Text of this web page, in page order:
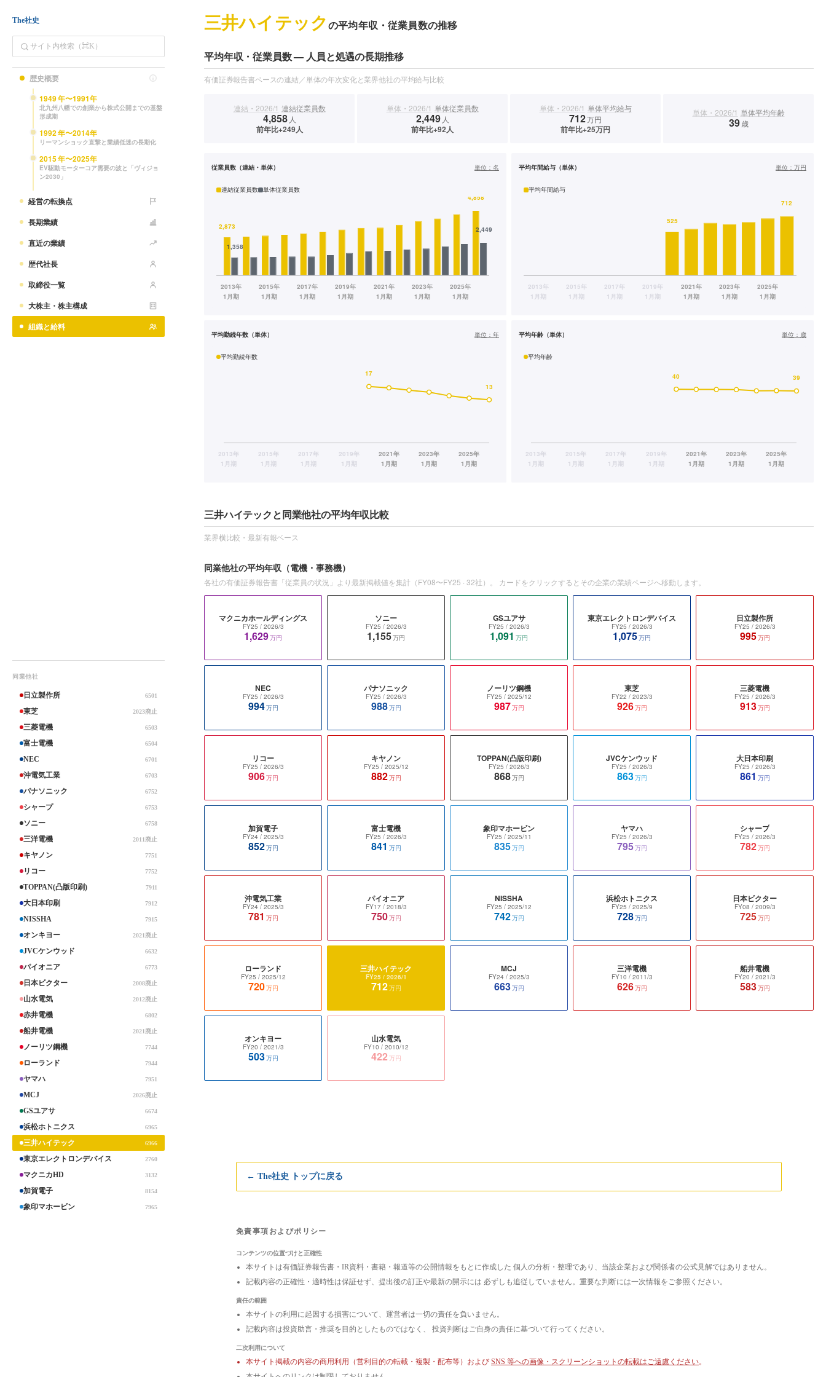
The社史
歴史概要
1949年〜1991年
北九州八幡での創業から株式公開までの基盤
形成期
1992年〜2014年
リーマンショック直撃と業績低迷の長期化
2015年〜2025年
EV駆動モーターコア需要の波と「ヴィジョ
ン2030」
経営の転換点
長期業績
直近の業績
歴代社長
取締役一覧
大株主・株主構成
組織と給料
同業他社
日立製作所 6501
東芝 2023廃止
三菱電機 6503
富士電機 6504
NEC 6701
沖電気工業 6703
パナソニック 6752
シャープ 6753
ソニー 6758
三洋電機 2011廃止
キヤノン 7751
リコー 7752
TOPPAN(凸版印刷) 7911
大日本印刷 7912
NISSHA 7915
オンキヨー 2021廃止
JVCケンウッド 6632
パイオニア 6773
日本ビクター 2008廃止
山水電気 2012廃止
赤井電機 6802
船井電機 2021廃止
ノーリツ鋼機 7744
ローランド 7944
ヤマハ 7951
MCJ 2026廃止
GSユアサ 6674
浜松ホトニクス 6965
三井ハイテック 6966
東京エレクトロンデバイス 2760
マクニカHD 3132
加賀電子 8154
象印マホービン 7965
三井ハイテックの平均年収・従業員数の推移
平均年収・従業員数 — 人員と処遇の長期推移
有価証券報告書ベースの連結／単体の年次変化と業界他社の平均給与比較
連結・2026/1 連結従業員数
4,858 人
前年比+249人
単体・2026/1 単体従業員数
2,449 人
前年比+92人
単体・2026/1 単体平均給与
712万円
前年比+25万円
単体・2026/1 単体平均年齢
39 歳
従業員数（連結・単体） 単位： 名
連結従業員数 単体従業員数
平均年間給与（単体） 単位： 万円
平均年間給与
平均勤続年数（単体） 単位： 年
平均勤続年数
平均年齢（単体） 単位： 歳
平均年齢
三井ハイテックと同業他社の平均年収比較
業界横比較・最新有報ベース
同業他社の平均年収 （電機・事務機）
各社の有価証券報告書「従業員の状況」より最新掲載値を集計（FY08〜FY25 · 32社）。 カードをクリックするとその企業の業績ページへ移動します。
マクニカホールディングス
FY25 / 2026/3
1,629万円
ソニー
FY25 / 2026/3
1,155万円
GSユアサ
FY25 / 2026/3
1,091 万円
東京エレクトロンデバイス
FY25 / 2026/3
1,075万円
日立製作所
FY25 / 2026/3
995万円
NEC
FY25 / 2026/3
994万円
パナソニック
FY25 / 2026/3
988万円
ノーリツ鋼機
FY25 / 2025/12
987万円
東芝
FY22 / 2023/3
926万円
三菱電機
FY25 / 2026/3
913万円
リコー
FY25 / 2026/3
906万円
キヤノン
FY25 / 2025/12
882万円
TOPPAN(凸版印刷)
FY25 / 2026/3
868万円
JVCケンウッド
FY25 / 2026/3
863万円
大日本印刷
FY25 / 2026/3
861 万円
加賀電子
FY24 / 2025/3
852万円
富士電機
FY25 / 2026/3
841 万円
象印マホービン
FY25 / 2025/11
835万円
ヤマハ
FY25 / 2026/3
795万円
シャープ
FY25 / 2026/3
782万円
沖電気工業
FY24 / 2025/3
781 万円
パイオニア
FY17/ 2018/3
750万円
NISSHA
FY25 / 2025/12
742万円
浜松ホトニクス
FY25 / 2025/9
728万円
日本ビクター
FY08 / 2009/3
725万円
ローランド
FY25 / 2025/12
720万円
三井ハイテック
FY25 / 2026/1
712万円
MCJ
FY24 / 2025/3
663万円
三洋電機
FY10 / 2011/3
626万円
船井電機
FY20 / 2021/3
583万円
オンキヨー
FY20 / 2021/3
503万円
山水電気
FY10 / 2010/12
422 万円
← The社史 トップに戻る
免責事項およびポリシー
コンテンツの位置づけと正確性
本サイトは有価証券報告書・IR資料・書籍・報道等の公開情報をもとに作成した 個人の分析・整理であり、当該企業および関係者の公式見解ではありません。
記載内容の正確性・適時性は保証せず、提出後の訂正や最新の開示には 必ずしも追従していません。重要な判断には一次情報をご参照ください。
責任の範囲
本サイトの利用に起因する損害について、運営者は一切の責任を負いません。
記載内容は投資助言・推奨を目的としたものではなく、 投資判断はご自身の責任に基づいて行ってください。
二次利用について
本サイト掲載の内容の商用利用（営利目的の転載・複製・配布等）および SNS 等への画像・スクリーンショットの転載はご遠慮ください。